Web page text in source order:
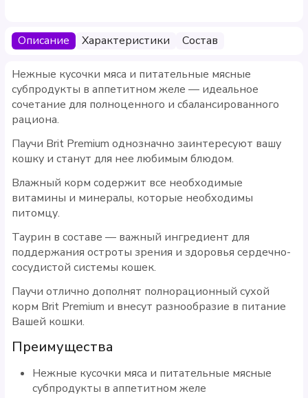
Описание Характеристики Состав
Нежные кусочки мяса и питательные мясные
субпродукты в аппетитном желе — идеальное
сочетание для полноценного и сбалансированного
рациона.
Паучи Brit Premium однозначно заинтересуют вашу
кошку и станут для нее любимым блюдом.
Влажный корм содержит все необходимые
витамины и минералы, которые необходимы
питомцу.
Таурин в составе — важный ингредиент для
поддержания остроты зрения и здоровья сердечно-
сосудистой системы кошек.
Паучи отлично дополнят полнорационный сухой
корм Brit Premium и внесут разнообразие в питание
Вашей кошки.
Преимущества
Нежные кусочки мяса и питательные мясные
субпродукты в аппетитном желе